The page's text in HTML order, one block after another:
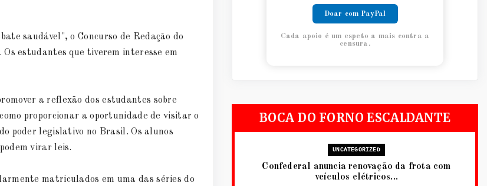
saudável", o Concurso de Redação do
estudantes que tiverem interesse em
a reflexão dos estudantes sobre
proporcionar a oportunidade de visitar o
poder legislativo no Brasil. Os alunos
virar leis.
matriculados em uma das séries do
Doar com PayPal
Cada apoio é um espeto a mais contra a
censura.
BOCA DO FORNO ESCALDANTE
UNCATEGORIZED
Confederal anuncia renovação da frota com
veículos elétricos...